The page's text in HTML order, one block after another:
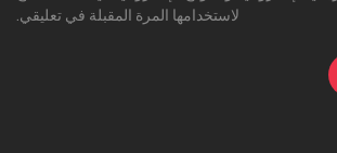
لاستخدامها المرة المقبلة في تعليقي.